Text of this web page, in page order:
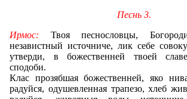
Песнь 3.
Ирмос: Твоя песнословцы,
независтный источниче, лик себе
утверди, в божественней твоей
сподоби.
Клас прозябшая божественней, яко
радуйся, одушевленная трапезо, хлеб